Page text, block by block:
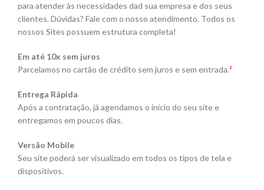
para atender às necessidades dad sua empresa e dos seus
clientes. Dúvidas? Fale com o nosso atendimento. Todos os
nossos Sites possuem estrutura completa!
Em até 10x sem juros
Parcelamos no cartão de crédito sem juros e sem entrada.²
Entrega Rápida
Após a contratação, já agendamos o início do seu site e
entregamos em poucos dias.
Versão Mobile
Seu site poderá ser visualizado em todos os tipos de tela e
dispositivos.